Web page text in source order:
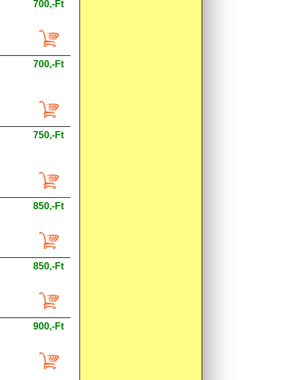
700,-Ft
700,-Ft
750,-Ft
850,-Ft
850,-Ft
900,-Ft